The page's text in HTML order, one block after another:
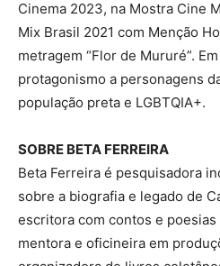
Cinema 2023, na Mostra Cine
Mix Brasil 2021 com Menção
metragem “Flor de Mururé”.
protagonismo a personagens
população preta e LGBTQIA+.
SOBRE BETA FERREIRA
Beta Ferreira é pesquisadora
sobre a biografia e legado de
escritora com contos e
mentora e oficineira em